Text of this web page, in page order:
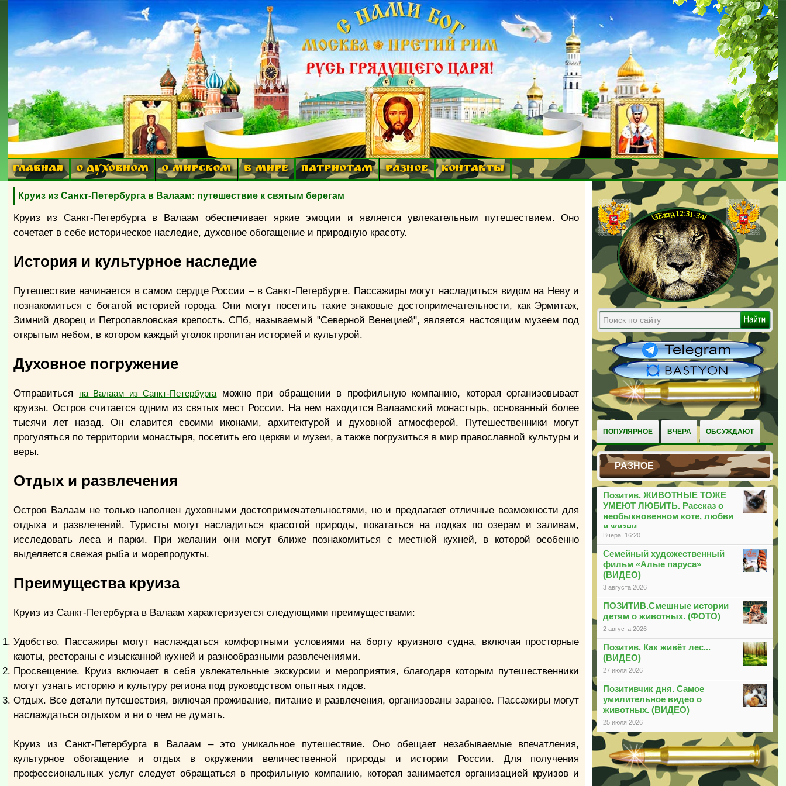
ГЛАВНАЯ О ДУХОВНОМ О МИРСКОМ В МИРЕ ПАТРИОТАМ РАЗНОЕ КОНТАКТЫ
ПОПУЛЯРНОЕ ВЧЕРА ОБСУЖДАЮТ
РАЗНОЕ
Позитив. ЖИВОТНЫЕ ТОЖЕ
УМЕЮТ ЛЮБИТЬ. Рассказ о
необыкновенном коте, любви
и жизни
Вчера, 16:20
Семейный художественный
фильм «Алые паруса»
(ВИДЕО)
3 августа 2026
ПОЗИТИВ.Смешные истории
детям о животных. (ФОТО)
2 августа 2026
Позитив. Как живёт лес...
(ВИДЕО)
27 июля 2026
Позитивчик дня. Самое
умилительное видео о
животных. (ВИДЕО)
25 июля 2026
Круиз из Санкт-Петербурга в Валаам: путешествие к святым берегам
Круиз из Санкт-Петербурга в Валаам обеспечивает яркие эмоции и является увлекательным путешествием. Оно
сочетает в себе историческое наследие, духовное обогащение и природную красоту.
История и культурное наследие
Путешествие начинается в самом сердце России – в Санкт-Петербурге. Пассажиры могут насладиться видом на Неву и
познакомиться с богатой историей города. Они могут посетить такие знаковые достопримечательности, как Эрмитаж,
Зимний дворец и Петропавловская крепость. СПб, называемый "Северной Венецией", является настоящим музеем под
открытым небом, в котором каждый уголок пропитан историей и культурой.
Духовное погружение
Отправиться на Валаам из Санкт-Петербургаможно при обращении в профильную компанию, которая организовывает
круизы. Остров считается одним из святых мест России. На нем находится Валаамский монастырь, основанный более
тысячи лет назад. Он славится своими иконами, архитектурой и духовной атмосферой. Путешественники могут
прогуляться по территории монастыря, посетить его церкви и музеи, а также погрузиться в мир православной культуры и
веры.
Отдых и развлечения
Остров Валаам не только наполнен духовными достопримечательностями, но и предлагает отличные возможности для
отдыха и развлечений. Туристы могут насладиться красотой природы, покататься на лодках по озерам и заливам,
исследовать леса и парки. При желании они могут ближе познакомиться с местной кухней, в которой особенно
выделяется свежая рыба и морепродукты.
Преимущества круиза
Круиз из Санкт-Петербурга в Валаам характеризуется следующими преимуществами:
Удобство. Пассажиры могут наслаждаться комфортными условиями на борту круизного судна, включая просторные
каюты, рестораны с изысканной кухней и разнообразными развлечениями.
Просвещение. Круиз включает в себя увлекательные экскурсии и мероприятия, благодаря которым путешественники
могут узнать историю и культуру региона под руководством опытных гидов.
Отдых. Все детали путешествия, включая проживание, питание и развлечения, организованы заранее. Пассажиры могут
наслаждаться отдыхом и ни о чем не думать.
Круиз из Санкт-Петербурга в Валаам – это уникальное путешествие. Оно обещает незабываемые впечатления,
культурное обогащение и отдых в окружении величественной природы и истории России. Для получения
профессиональных услуг следует обращаться в профильную компанию, которая занимается организацией круизов и